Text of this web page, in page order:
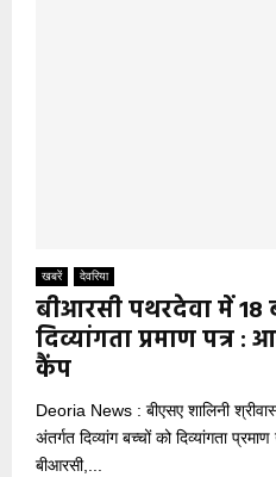
खबरें देवरिया
बीआरसी पथरदेवा में 18
दिव्यांगता प्रमाण पत्र
कैंप
Deoria News : बीएसए शालिनी
अंतर्गत दिव्यांग बच्चों को दिव्यांगता
बीआरसी,...